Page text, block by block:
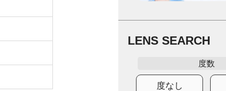
LENS SEARCH
度数
度なし